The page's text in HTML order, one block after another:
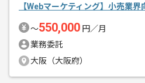
作業開
※リモー
【Webマーケティング】小売業
〜550,000 円／月
業務委託
大阪（大阪府）